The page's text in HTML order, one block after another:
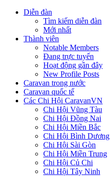
Diễn đàn
Tìm kiếm diễn đàn
Mới nhất
Thành viên
Notable Members
Đang trực tuyến
Hoạt động gần đây
New Profile Posts
Caravan trong nước
Caravan quốc tế
Các Chi Hội CaravanVN
Chi Hội Vũng Tàu
Chi Hội Đồng Nai
Chi Hội Miền Bắc
Chi Hội Bình Dương
Chi Hội Sài Gòn
Chi Hội Miền Trung
Chi Hội Củ Chi
Chi Hội Tây Ninh